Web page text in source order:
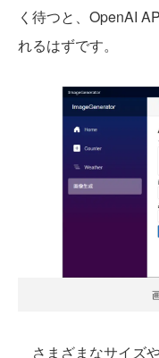
く待つと、OpenAI
れるはずです。
さまざまなサイズ